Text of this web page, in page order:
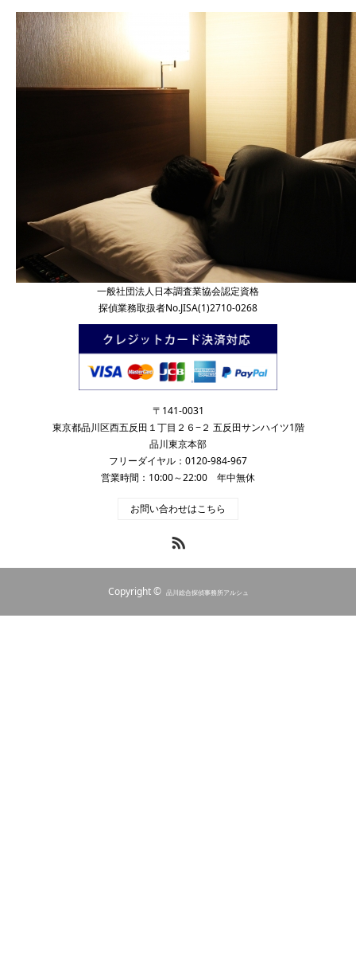
一般社団法人日本調査業協会認定資格
探偵業務取扱者No.JISA(1)2710-0268
〒141-0031
東京都品川区西五反田１丁目２６−２ 五反田サンハイツ1階
品川東京本部
フリーダイヤル：0120-984-967
営業時間：10:00～22:00 年中無休
お問い合わせはこちら
Copyright © 品川総合探偵事務所アルシュ